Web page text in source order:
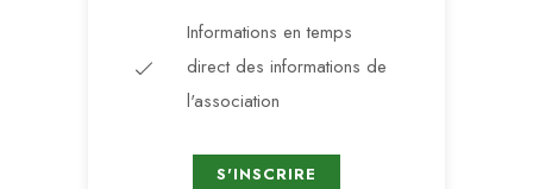
Informations en temps
direct des informations de
l'association
S'INSCRIRE